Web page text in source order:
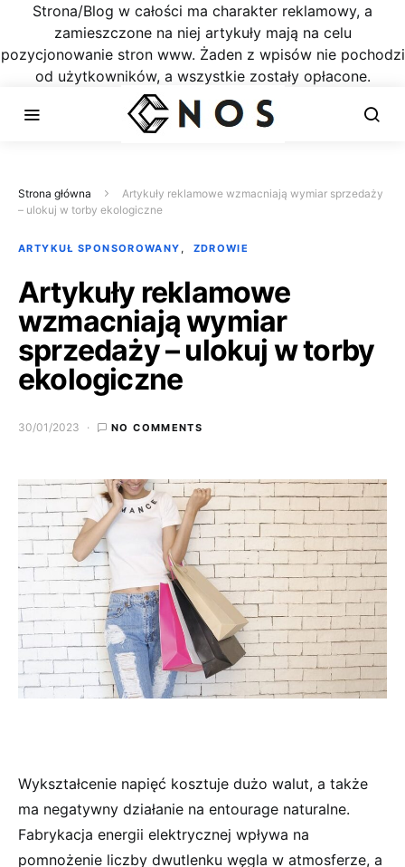
Strona/Blog w całości ma charakter reklamowy, a
zamieszczone na niej artykuły mają na celu
pozycjonowanie stron www. Żaden z wpisów nie pochodzi
od użytkowników, a wszystkie zostały opłacone.
Strona główna
Artykuły reklamowe wzmacniają wymiar sprzedaży
– ulokuj w torby ekologiczne
ARTYKUŁ SPONSOROWANY ZDROWIE
Artykuły reklamowe
wzmacniają wymiar
sprzedaży – ulokuj w torby
ekologiczne
30/01/2023 NO COMMENTS
Wykształcenie napięć kosztuje dużo walut, a także
ma negatywny działanie na entourage naturalne.
Fabrykacja energii elektrycznej wpływa na
pomnożenie liczby dwutlenku węgla w atmosferze, a